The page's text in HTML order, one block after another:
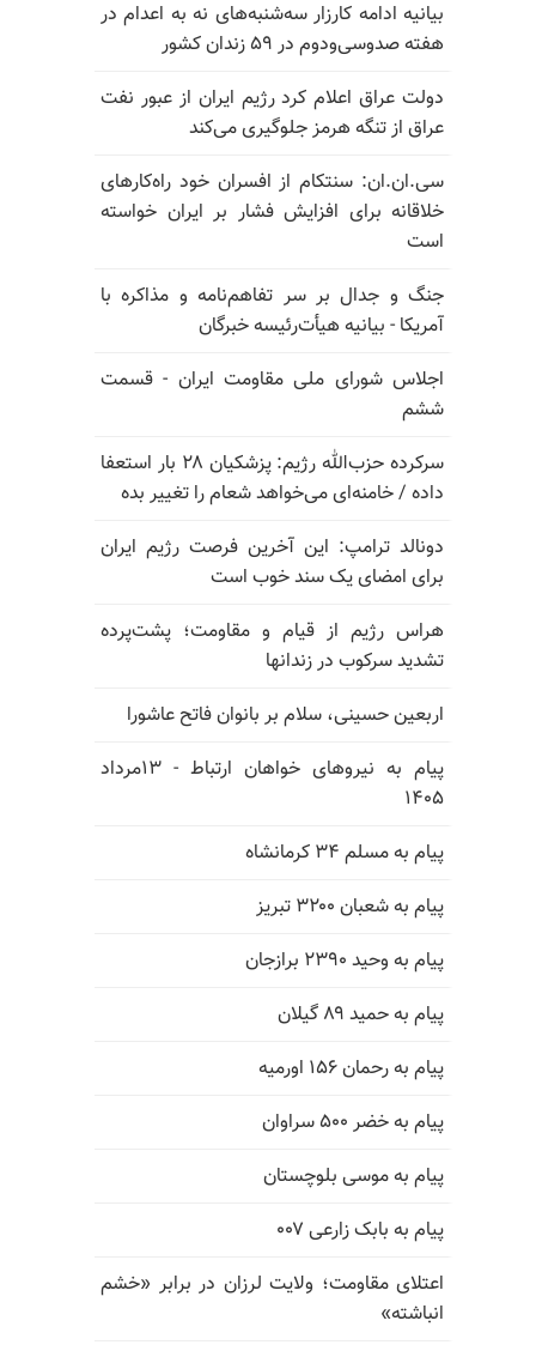
بیانیه ادامه کارزار سه‌شنبه‌های نه به اعدام در
هفته صدوسی‌و‌دوم در ۵۹ زندان کشور
دولت عراق اعلام کرد رژیم ایران از عبور نفت
عراق از تنگه هرمز جلوگیری می‌کند
سی.ان.ان: سنتکام از افسران خود راه‌کارهای
خلاقانه برای افزایش فشار بر ایران خواسته
است
جنگ و جدال بر سر تفاهم‌نامه و مذاکره با
آمریکا - بیانیه هیأت‌رئیسه خبرگان
اجلاس شورای ملی مقاومت ایران - قسمت
ششم
سرکرده حزب‌الله رژیم: پزشکیان ۲۸ بار استعفا
داده / خامنه‌ای می‌خواهد شعام را تغییر بده
دونالد ترامپ: این آخرین فرصت رژیم ایران
برای امضای یک سند خوب است
هراس رژیم از قیام و مقاومت؛ پشت‌پرده
تشدید سرکوب در زندانها
اربعین حسینی، سلام بر بانوان فاتح عاشورا
پیام به نیروهای خواهان ارتباط - ۱۳مرداد
۱۴۰۵
پیام به مسلم ۳۴ کرمانشاه
پیام به شعبان ۳۲۰۰ تبریز
پیام به وحید ۲۳۹۰ برازجان
پیام به حمید ۸۹ گیلان
پیام به رحمان ۱۵۶ اورمیه
پیام به خضر ۵۰۰ سراوان
پیام به موسی بلوچستان
پیام به بابک زارعی ۰۰۷
اعتلای مقاومت؛ ولایت لرزان در برابر «خشم
انباشته»